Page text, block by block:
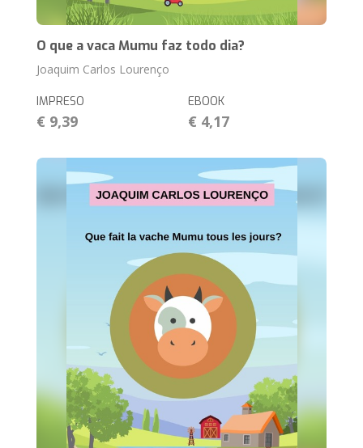
O que a vaca Mumu faz todo dia?
Joaquim Carlos Lourenço
IMPRESO
€ 9,39
EBOOK
€ 4,17